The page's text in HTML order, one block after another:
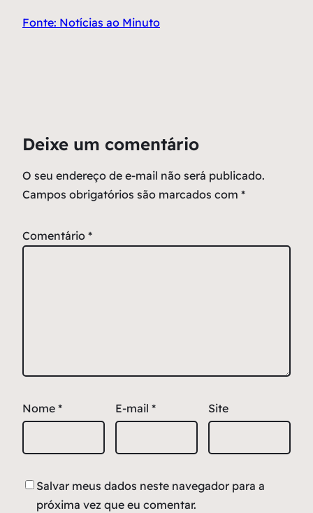
Fonte: Notícias ao Minuto
Deixe um comentário
O seu endereço de e-mail não será publicado.
Campos obrigatórios são marcados com *
Comentário *
Nome * E-mail * Site
Salvar meus dados neste navegador para a
próxima vez que eu comentar.